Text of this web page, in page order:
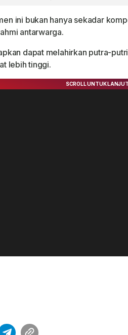
ini bukan hanya sekadar
antarwarga.
dapat melahirkan putra-
lebih tinggi.